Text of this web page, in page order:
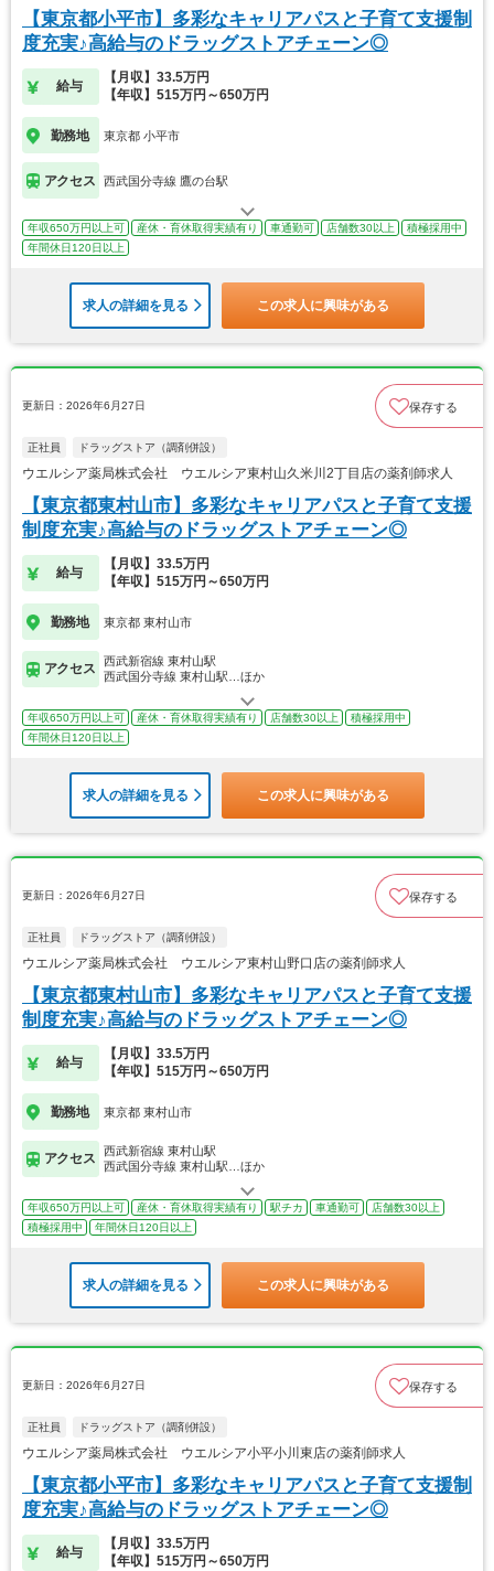
【東京都小平市】多彩なキャリアパスと子育て支援制
度充実♪高給与のドラッグストアチェーン◎
給与
【月収】33.5万円
【年収】515万円～650万円
勤務地 東京都 小平市
アクセス 西武国分寺線 鷹の台駅
年収650万円以上可 産休・育休取得実績有り 車通勤可 店舗数30以上
積極採用中
年間休日120日以上
求人の詳細を見る この求人に興味がある
更新日：2026年6月27日 保存する
正社員 ドラッグストア（調剤併設）
ウエルシア薬局株式会社 ウエルシア東村山久米川2丁目店の薬剤師求人
【東京都東村山市】多彩なキャリアパスと子育て支援
制度充実♪高給与のドラッグストアチェーン◎
給与
【月収】33.5万円
【年収】515万円～650万円
勤務地 東京都 東村山市
アクセス
西武新宿線 東村山駅
西武国分寺線 東村山駅…ほか
年収650万円以上可 産休・育休取得実績有り 店舗数30以上
積極採用中
年間休日120日以上
求人の詳細を見る この求人に興味がある
更新日：2026年6月27日 保存する
正社員 ドラッグストア（調剤併設）
ウエルシア薬局株式会社 ウエルシア東村山野口店の薬剤師求人
【東京都東村山市】多彩なキャリアパスと子育て支援
制度充実♪高給与のドラッグストアチェーン◎
給与
【月収】33.5万円
【年収】515万円～650万円
勤務地 東京都 東村山市
アクセス
西武新宿線 東村山駅
西武国分寺線 東村山駅…ほか
年収650万円以上可 産休・育休取得実績有り 駅チカ 車通勤可
店舗数30以上
積極採用中
年間休日120日以上
求人の詳細を見る この求人に興味がある
更新日：2026年6月27日 保存する
正社員 ドラッグストア（調剤併設）
ウエルシア薬局株式会社 ウエルシア小平小川東店の薬剤師求人
【東京都小平市】多彩なキャリアパスと子育て支援制
度充実♪高給与のドラッグストアチェーン◎
給与
【月収】33.5万円
【年収】515万円～650万円